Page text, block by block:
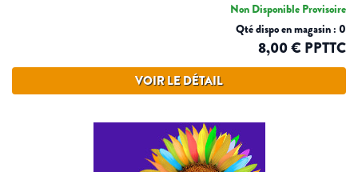
Non Disponible Provisoire
Qté dispo en magasin : 0
8,00 € PPTTC
VOIR LE DÉTAIL